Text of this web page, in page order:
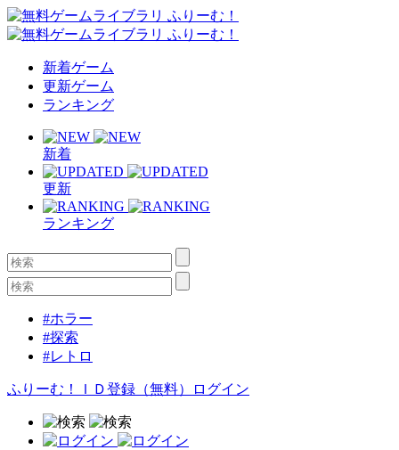
新着ゲーム
更新ゲーム
ランキング
新着
更新
ランキング
#ホラー
#探索
#レトロ
ふりーむ！ＩＤ登録（無料） ログイン